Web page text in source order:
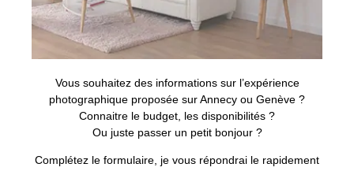
Vous souhaitez des informations sur l’expérience
photographique proposée sur Annecy ou Genève ?
Connaitre le budget, les disponibilités ?
Ou juste passer un petit bonjour ?
Complétez le formulaire, je vous répondrai le rapidement